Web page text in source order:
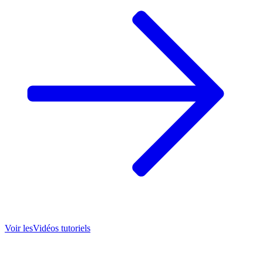
Voir lesVidéos tutoriels